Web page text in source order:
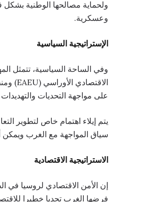
ولحماية مصالحها الوطنية
وعسكرية.
الإستراتيجية السياسية
وفي الساحة السياسية، تتمثل
على مواجهة التحديات
يتم إيلاء اهتمام خاص لتطوير
سياق المواجهة مع الغرب ويمكن
الاستراتيجية الاقتصادية
إن الأمن الاقتصادي لروسيا في
فرضها الغرب تحديا خطيرا